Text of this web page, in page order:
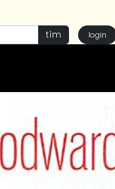
tìm login